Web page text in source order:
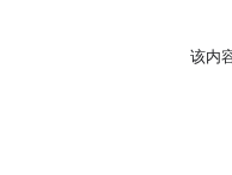
该内